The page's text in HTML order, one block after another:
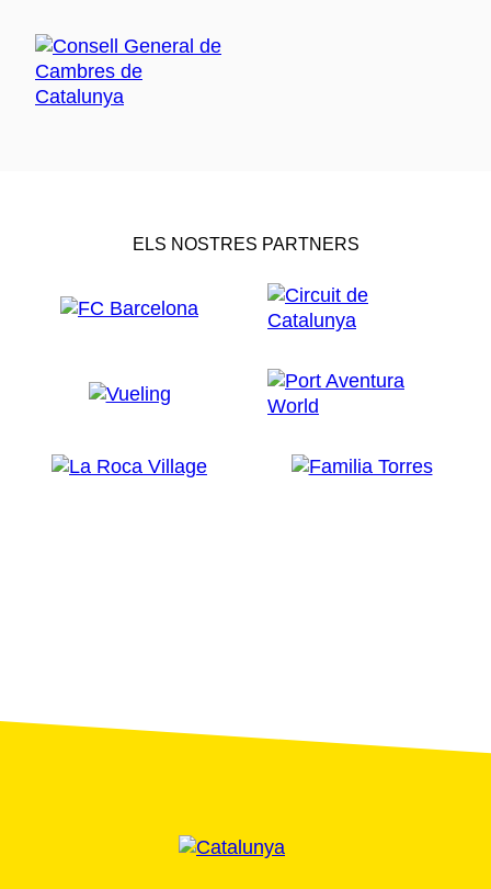
ELS NOSTRES PARTNERS